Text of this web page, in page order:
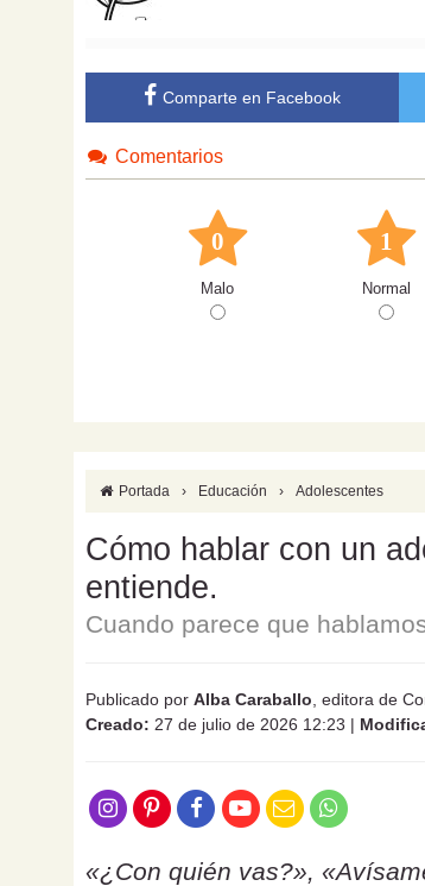
Comparte en Facebook
Comentarios
0
Malo
1
Normal
Portada › Educación › Adolescentes
Cómo hablar con un
entiende.
Cuando parece que
Publicado por Alba Caraballo , editora de
Creado: 27 de julio de 2026 12:23 |
«¿Con quién vas?»,